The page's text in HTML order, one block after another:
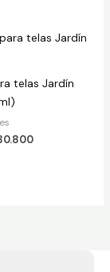
telas Jardín
Current